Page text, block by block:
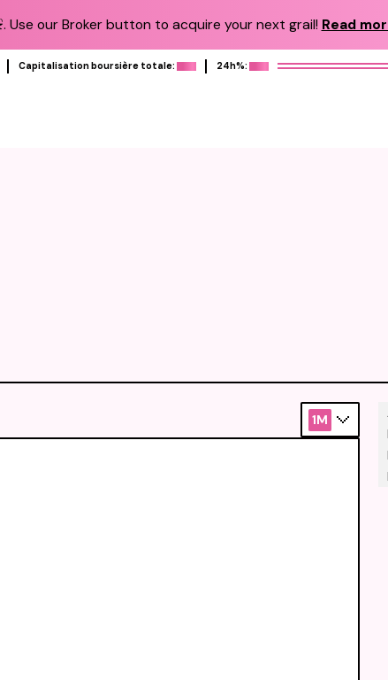
Use our Broker button to acquire your next grail! Read
Capitalisation boursière totale: 24h%:
1M